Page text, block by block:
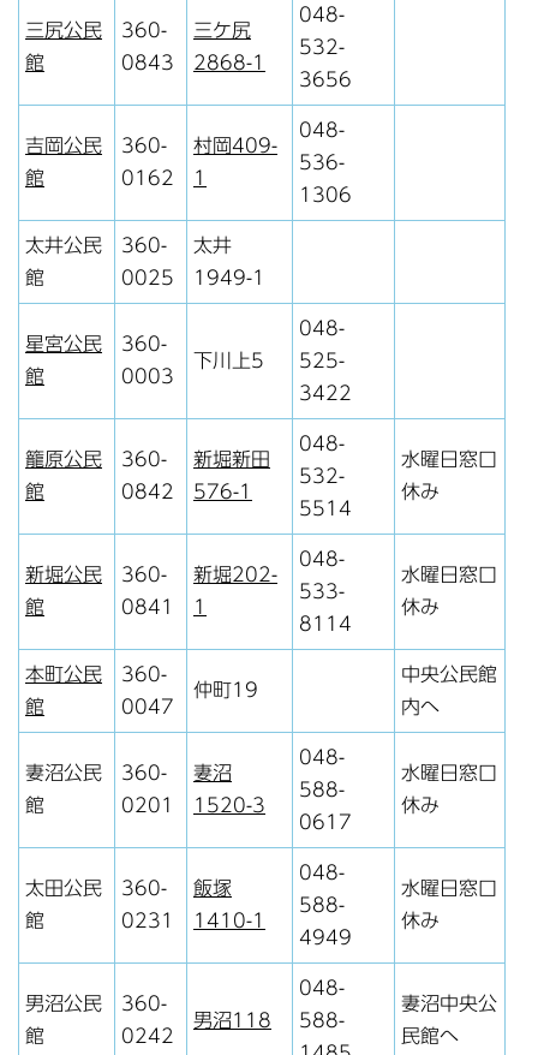
三尻公民
館
360-
0843
三ケ尻
2868-1
048-
532-
3656
吉岡公民
館
360-
0162
村岡409-
1
048-
536-
1306
太井公民
館
360-
0025
太井
1949-1
星宮公民
館
360-
0003
下川上5
048-
525-
3422
籠原公民
館
360-
0842
新堀新田
576-1
048-
532-
5514
水曜日窓口
休み
新堀公民
館
360-
0841
新堀202-
1
048-
533-
8114
水曜日窓口
休み
本町公民
館
360-
0047
仲町19
中央公民館
内へ
妻沼公民
館
360-
0201
妻沼
1520-3
048-
588-
0617
水曜日窓口
休み
太田公民
館
360-
0231
飯塚
1410-1
048-
588-
4949
水曜日窓口
休み
男沼公民
館
360-
0242
男沼118
048-
588-
妻沼中央公
民館へ